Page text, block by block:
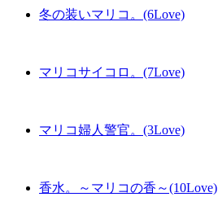
冬の装いマリコ。(6Love)
マリコサイコロ。(7Love)
マリコ婦人警官。(3Love)
香水。～マリコの香～(10Love)